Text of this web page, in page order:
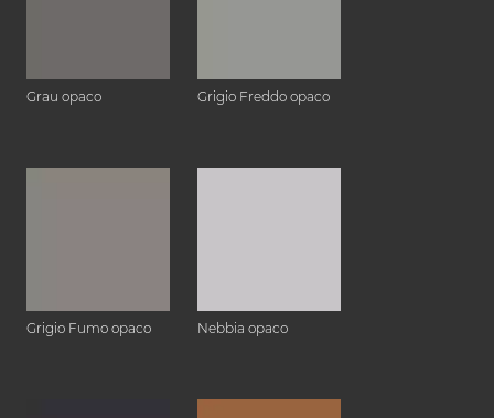
Grau opaco Grigio Freddo opaco
Grigio Fumo opaco Nebbia opaco